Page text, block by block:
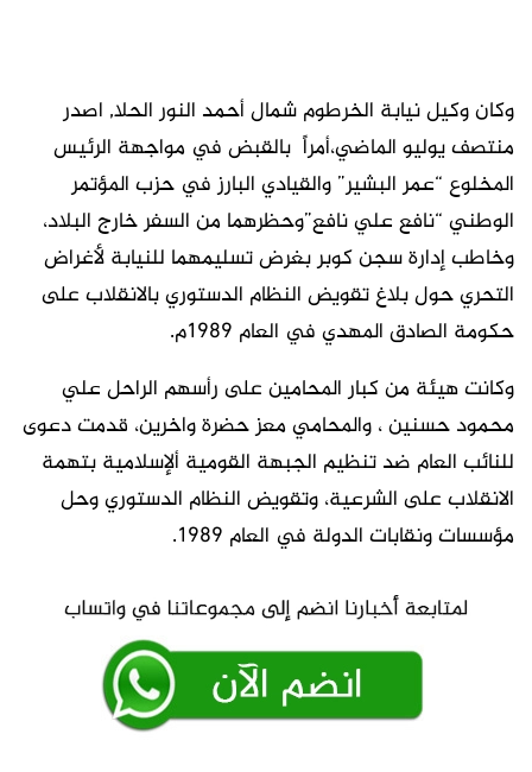
وكان وكيل نيابة الخرطوم شمال أحمد النور الحلا, اصدر
منتصف يوليو الماضي،أمراً بالقبض في مواجهة الرئيس
المخلوع “عمر البشير” والقيادي البارز في حزب المؤتمر
الوطني “نافع علي نافع”وحظرهما من السفر خارج البلاد،
وخاطب إدارة سجن كوبر بغرض تسليمهما للنيابة لأغراض
التحري حول بلاغ تقويض النظام الدستوري بالانقلاب على
حكومة الصادق المهدي في العام 1989م.
وكانت هيئة من كبار المحامين على رأسهم الراحل علي
محمود حسنين ، والمحامي معز حضرة واخرين، قدمت دعوى
للنائب العام ضد تنظيم الجبهة القومية ألإسلامية بتهمة
الانقلاب على الشرعية، وتقويض النظام الدستوري وحل
مؤسسات ونقابات الدولة في العام 1989.